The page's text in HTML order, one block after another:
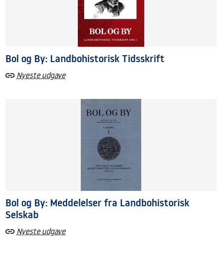
Bol og By: Landbohistorisk Tidsskrift
Nyeste udgave
Bol og By: Meddelelser fra Landbohistorisk
Selskab
Nyeste udgave